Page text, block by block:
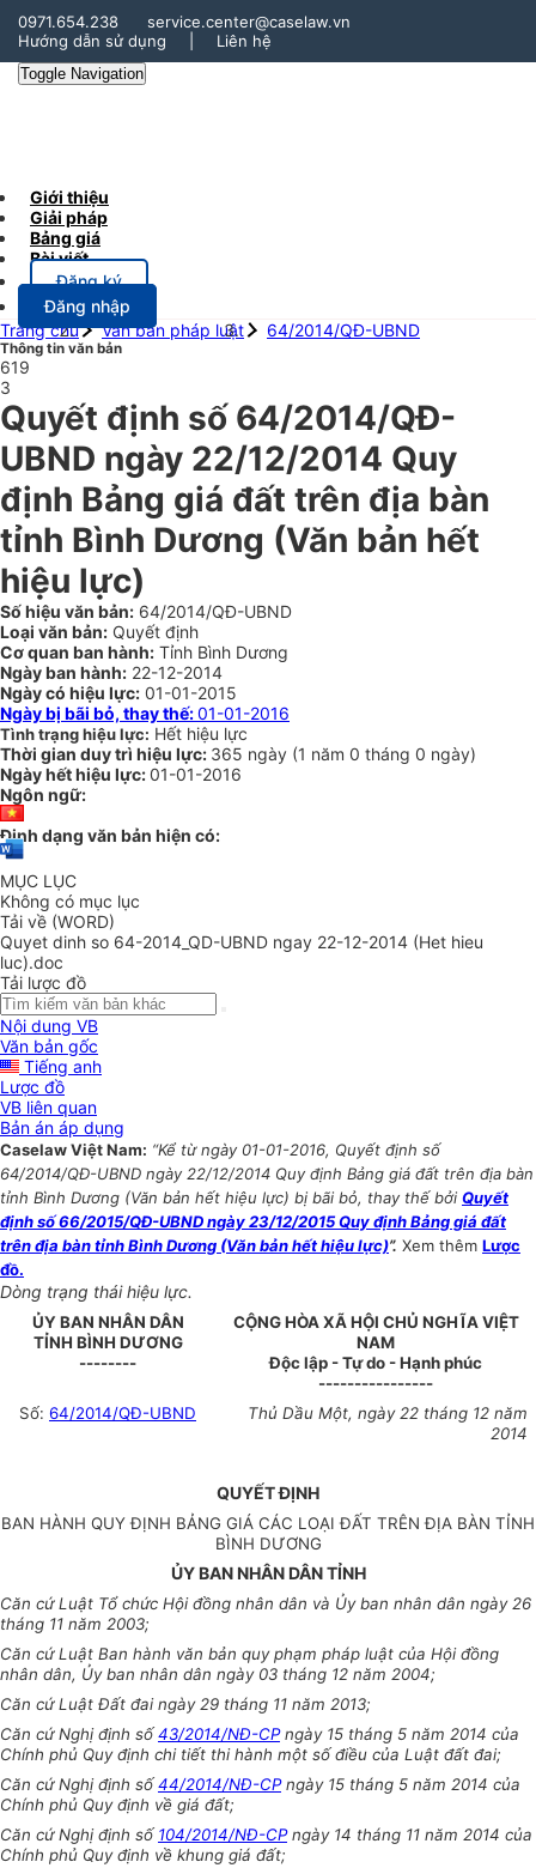
0971.654.238
service.center@caselaw.vn
Hướng dẫn sử dụng
Liên hệ
Toggle Navigation
Giới thiệu
Giải pháp
Bảng giá
Bài viết
Đăng ký
Đăng nhập
Trang chủ
Văn bản pháp luật 64/2014/QĐ-UBND
Thông tin văn bản
619
3
Quyết định số 64/2014/QĐ-
UBND ngày 22/12/2014 Quy
định Bảng giá đất trên địa bàn
tỉnh Bình Dương (Văn bản hết
hiệu lực)
Số hiệu văn bản: 64/2014/QĐ-UBND
Loại văn bản: Quyết định
Cơ quan ban hành: Tỉnh Bình Dương
Ngày ban hành: 22-12-2014
Ngày có hiệu lực: 01-01-2015
Ngày bị bãi bỏ, thay thế:01-01-2016
Tình trạng hiệu lực: Hết hiệu lực
Thời gian duy trì hiệu lực: 365 ngày (1 năm 0 tháng 0 ngày)
Ngày hết hiệu lực:01-01-2016
Ngôn ngữ:
Định dạng văn bản hiện có:
MỤC LỤC
Không có mục lục
Tải về (WORD)
Quyet dinh so 64-2014_QD-UBND ngay 22-12-2014 (Het hieu
luc).doc
Tải lược đồ
Nội dung VB
Văn bản gốc
Tiếng anh
Lược đồ
VB liên quan
Bản án áp dụng
Caselaw Việt Nam: “Kể từ ngày 01-01-2016, Quyết định số
64/2014/QĐ-UBND ngày 22/12/2014 Quy định Bảng giá đất trên địa bàn
tỉnh Bình Dương (Văn bản hết hiệu lực) bị bãi bỏ, thay thế bởi Quyết
định số 66/2015/QĐ-UBND ngày 23/12/2015 ​Quy định Bảng giá đất
trên địa bàn tỉnh Bình Dương (Văn bản hết hiệu lực)”. Xem thêm Lược
đồ.
Dòng trạng thái hiệu lực.
ỦY BAN NHÂN DÂN
TỈNH BÌNH DƯƠNG
--------
CỘNG HÒA XÃ HỘI CHỦ NGHĨA VIỆT
NAM
Độc lập - Tự do - Hạnh phúc
----------------
Số: 64/2014/QĐ-UBND
Thủ Dầu Một, ngày 22 tháng 12 năm
2014
QUYẾT ĐỊNH
BAN HÀNH QUY ĐỊNH BẢNG GIÁ CÁC LOẠI ĐẤT TRÊN ĐỊA BÀN TỈNH
BÌNH DƯƠNG
ỦY BAN NHÂN DÂN TỈNH
Căn cứ Luật Tổ chức Hội đồng nhân dân và Ủy ban nhân dân ngày 26
tháng 11 năm 2003;
Căn cứ Luật Ban hành văn bản quy phạm pháp luật của Hội đồng
nhân dân, Ủy ban nhân dân ngày 03 tháng 12 năm 2004;
Căn cứ Luật Đất đai ngày 29 tháng 11 năm 2013;
Căn cứ Nghị định số43/2014/NĐ-CPngày 15 tháng 5 năm 2014 của
Chính phủ Quy định chi tiết thi hành một số điều của Luật đất đai;
Căn cứ Nghị định số44/2014/NĐ-CPngày 15 tháng 5 năm 2014 của
Chính phủ Quy định về giá đất;
Căn cứ Nghị định số 104/2014/NĐ-CPngày 14 tháng 11 năm 2014 của
Chính phủ Quy định về khung giá đất;